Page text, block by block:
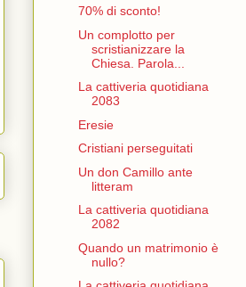
70% di sconto!
Un complotto per
scristianizzare la
Chiesa. Parola...
La cattiveria quotidiana
2083
Eresie
Cristiani perseguitati
Un don Camillo ante
litteram
La cattiveria quotidiana
2082
Quando un matrimonio è
nullo?